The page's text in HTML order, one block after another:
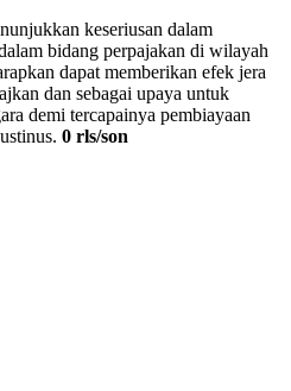
keseriusan dalam
bidang perpajakan di wilayah
dapat memberikan efek jera
dan sebagai upaya untuk
demi tercapainya pembiayaan
0 rls/son